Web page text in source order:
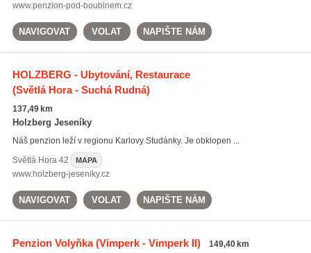
www.penzion-pod-boubinem.cz
NAVIGOVAT VOLAT NAPIŠTE NÁM
HOLZBERG - Ubytování, Restaurace
(Světlá Hora - Suchá Rudná)
137,49 km
Holzberg Jeseníky
Náš penzion leží v regionu Karlovy Studánky. Je obklopen ...
Světlá Hora42 MAPA
www.holzberg-jeseniky.cz
NAVIGOVAT VOLAT NAPIŠTE NÁM
Penzion Volyňka(Vimperk - Vimperk II) 149,40 km